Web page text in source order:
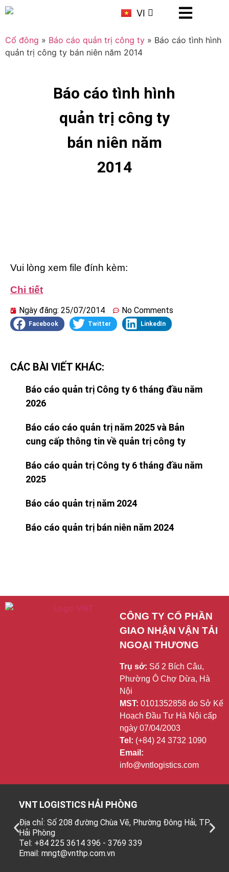
VI
CN
Cổ đông » Báo cáo quản trị công ty » Báo cáo tình hình
quản trị công ty bán niên năm 2014
Báo cáo tình hình
quản trị công ty
bán niên năm
2014
Vui lòng xem file đính kèm:
Chi tiết
Ngày đăng: 25/07/2014 No Comments
Facebook Twitter LinkedIn
CÁC BÀI VIẾT KHÁC:
Báo cáo quản trị Công ty 6 tháng đầu năm
2026
Báo cáo cáo quản trị năm 2025 và Bản
cung cấp thông tin về quản trị công ty
Báo cáo quản trị Công ty 6 tháng đầu năm
2025
Báo cáo quản trị năm 2024
Báo cáo quản trị bán niên năm 2024
CÔNG TY CỔ PHẦN
GIAO NHẬN VẬN TẢI
NGOẠI THƯƠNG
Trụ sở: Số 2 Bích Câu,
Phường Ô Chợ Dừa, Hà
Nội
MST: 0101352858 do Sở Kế
Hoạch Đầu Tư Hà Nội cấp
ngày 07/04/2003
Tel: (+84) 24 3732 1090
Email:
info@vntlogistics.com
VNT LOGISTICS HẢI PHÒNG
Địa chỉ: Số 208 đường Chùa Vẽ, Phường Đông Hải, TP.
Hải Phòng
Tel: +84 225 3614 396 - 3769 339
Email: mngt@vnthp.com.vn